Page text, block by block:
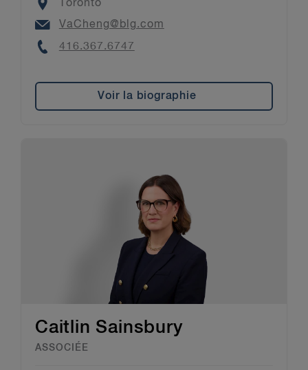
Location
Toronto
Email
VaCheng@blg.com
Phone
416.367.6747
Voir la biographie
Caitlin Sainsbury
ASSOCIÉE